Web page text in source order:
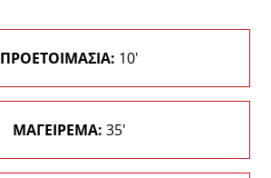
ΠΡΟΕΤΟΙΜΑΣΙΑ: 10'
ΜΑΓΕΙΡΕΜΑ: 35'